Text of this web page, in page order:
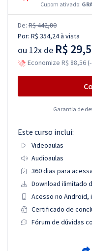
Cupom ativado:
De: R$ 442,80
Por: R$ 354,24à vista
ou 12x de R$
Economize R$ 88,56
Garantia de
Este curso inclui:
Videoaulas
Audioaulas
360 dias para
Download ilimitado
Acesso no Android,
Certificado de
Fórum de dúvidas